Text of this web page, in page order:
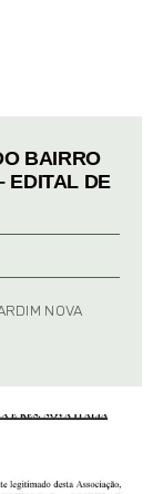
BAIRRO
EDITAL DE
NOVA